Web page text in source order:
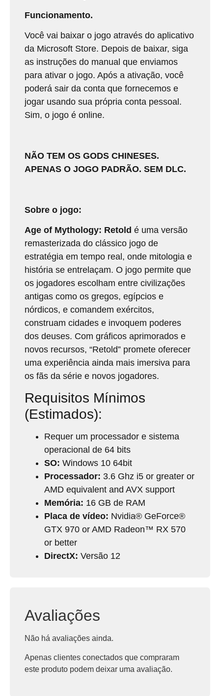
Funcionamento.
Você vai baixar o jogo através do aplicativo
da Microsoft Store. Depois de baixar, siga
as instruções do manual que enviamos
para ativar o jogo. Após a ativação, você
poderá sair da conta que fornecemos e
jogar usando sua própria conta pessoal.
Sim, o jogo é online.
NÃO TEM OS GODS CHINESES.
APENAS O JOGO PADRÃO. SEM DLC.
Sobre o jogo:
Age of Mythology: Retold é uma versão
remasterizada do clássico jogo de
estratégia em tempo real, onde mitologia e
história se entrelaçam. O jogo permite que
os jogadores escolham entre civilizações
antigas como os gregos, egípcios e
nórdicos, e comandem exércitos,
construam cidades e invoquem poderes
dos deuses. Com gráficos aprimorados e
novos recursos, “Retold” promete oferecer
uma experiência ainda mais imersiva para
os fãs da série e novos jogadores.
Requisitos Mínimos
(Estimados):
Requer um processador e sistema
operacional de 64 bits
SO: Windows 10 64bit
Processador: 3.6 Ghz i5 or greater or
AMD equivalent and AVX support
Memória: 16 GB de RAM
Placa de vídeo: Nvidia® GeForce®
GTX 970 or AMD Radeon™ RX 570
or better
DirectX: Versão 12
Avaliações
Não há avaliações ainda.
Apenas clientes conectados que compraram
este produto podem deixar uma avaliação.